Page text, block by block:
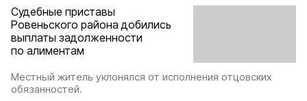
Судебные приставы
Ровеньского района добились
выплаты задолженности
по алиментам
Местный житель уклонялся от исполнения отцовских
обязанностей.